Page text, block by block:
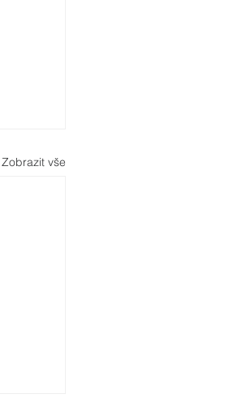
Zobrazit vše